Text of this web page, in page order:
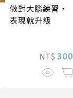
做對大腦練習，
表現就升級
NT$ 300